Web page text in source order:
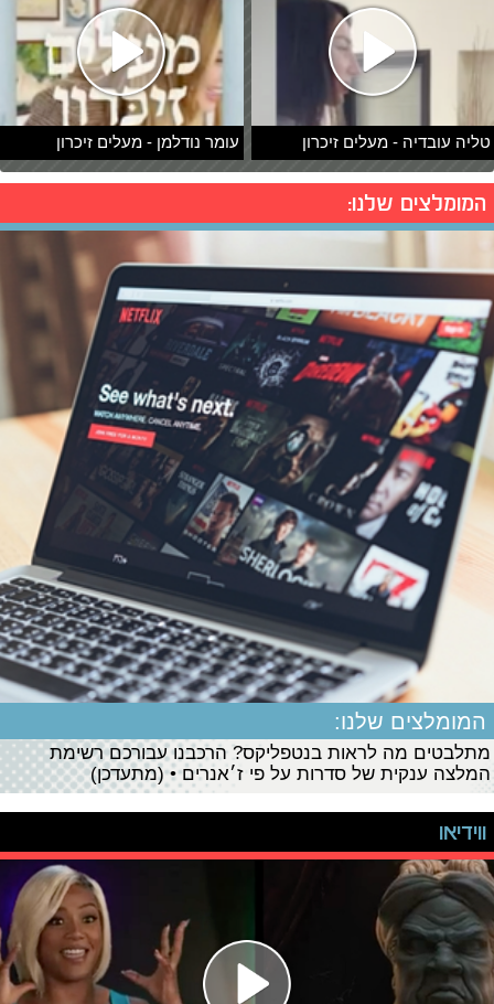
טליה עובדיה - מעלים זיכרון עומר נודלמן - מעלים זיכרון
המומלצים שלנו:
המומלצים שלנו:
מתלבטים מה לראות בנטפליקס? הרכבנו עבורכם רשימת
המלצה ענקית של סדרות על פי ז׳אנרים • (מתעדכן)
ווידיאו